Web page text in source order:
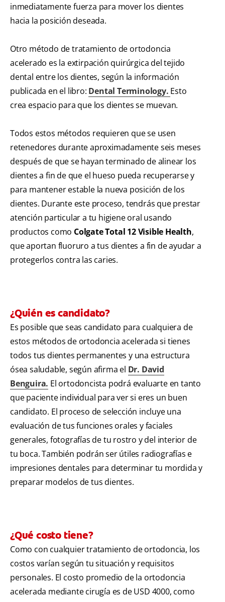
inmediatamente fuerza para mover los dientes
hacia la posición deseada.
Otro método de tratamiento de ortodoncia
acelerado es la extirpación quirúrgica del tejido
dental entre los dientes, según la información
publicada en el libro: Dental Terminology. Esto
crea espacio para que los dientes se muevan.
Todos estos métodos requieren que se usen
retenedores durante aproximadamente seis meses
después de que se hayan terminado de alinear los
dientes a fin de que el hueso pueda recuperarse y
para mantener estable la nueva posición de los
dientes. Durante este proceso, tendrás que prestar
atención particular a tu higiene oral usando
productos como Colgate Total 12 Visible Health,
que aportan fluoruro a tus dientes a fin de ayudar a
protegerlos contra las caries.
¿Quién es candidato?
Es posible que seas candidato para cualquiera de
estos métodos de ortodoncia acelerada si tienes
todos tus dientes permanentes y una estructura
ósea saludable, según afirma el Dr. David
Benguira. El ortodoncista podrá evaluarte en tanto
que paciente individual para ver si eres un buen
candidato. El proceso de selección incluye una
evaluación de tus funciones orales y faciales
generales, fotografías de tu rostro y del interior de
tu boca. También podrán ser útiles radiografías e
impresiones dentales para determinar tu mordida y
preparar modelos de tus dientes.
¿Qué costo tiene?
Como con cualquier tratamiento de ortodoncia, los
costos varían según tu situación y requisitos
personales. El costo promedio de la ortodoncia
acelerada mediante cirugía es de USD 4000, como